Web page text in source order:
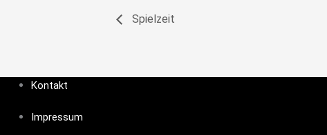
Spielzeit
Kontakt
Impressum